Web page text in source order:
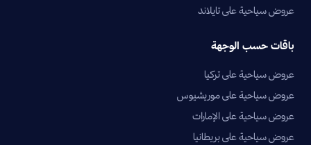
عروض سياحية على تايلاند
باقات حسب الوجهة
عروض سياحية على تركيا
عروض سياحية على موريشيوس
عروض سياحية على الإمارات
عروض سياحية على بريطانيا